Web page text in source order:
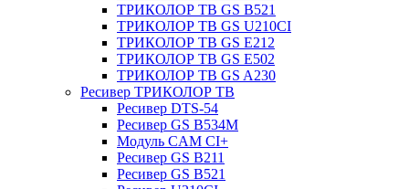
ТРИКОЛОР ТВ GS B521
ТРИКОЛОР ТВ GS U210CI
ТРИКОЛОР ТВ GS E212
ТРИКОЛОР ТВ GS E502
ТРИКОЛОР ТВ GS A230
Ресивер ТРИКОЛОР ТВ
Ресивер DTS-54
Ресивер GS B534M
Модуль CAM CI+
Ресивер GS B211
Ресивер GS B521